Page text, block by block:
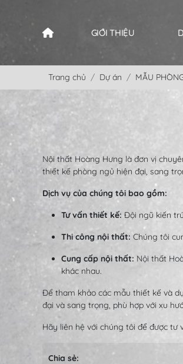
GIỚI THIỆU
Trang chủ Dự án MẪU
Nội thất Hoàng Hưng là đơn vị
thiết kế phòng ngủ hiện đại, sang
Dịch vụ của chúng tôi bao gồm:
Tư vấn thiết kế: Đội ngũ kiến
Thi công nội thất: Chúng tôi
Cung cấp nội thất: Nội thất
khác nhau.
Để tham khảo các mẫu thiết kế và
đại và sang trọng, phù hợp với xu
Hãy liên hệ với chúng tôi để được
Chia sẻ: